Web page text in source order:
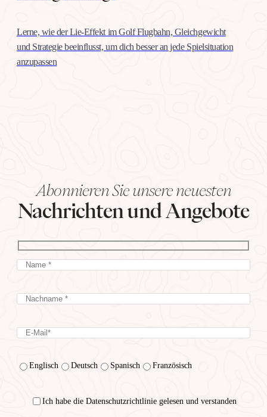
Lerne, wie der Lie-Effekt im Golf Flugbahn, Gleichgewicht
und Strategie beeinflusst, um dich besser an jede Spielsituation
anzupassen
Abonnieren Sie unsere neuesten
Nachrichten und Angebote
Englisch Deutsch Spanisch Französisch
Ich habe die Datenschutzrichtlinie gelesen und verstanden